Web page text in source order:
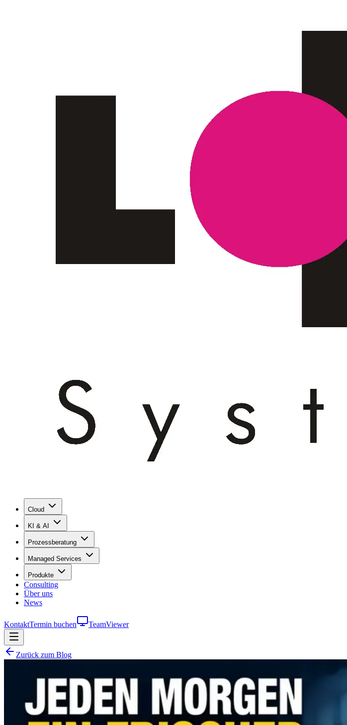
Cloud
KI & AI
Prozessberatung
Managed Services
Produkte
Consulting
Über uns
News
KontaktTermin buchen TeamViewer
Zurück zum Blog